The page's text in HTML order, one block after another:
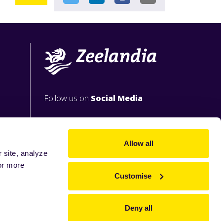
site, analyze
more
Allow all
Customise
Deny all
Follow us on Social Media